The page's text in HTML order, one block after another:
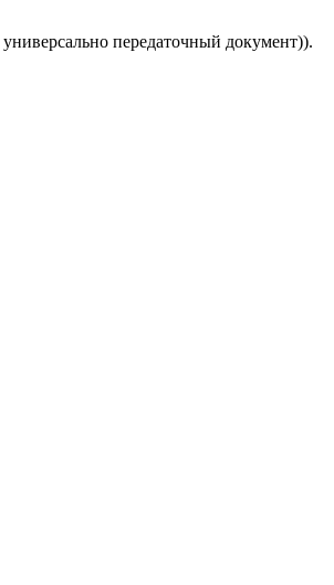
передаточный документ)).